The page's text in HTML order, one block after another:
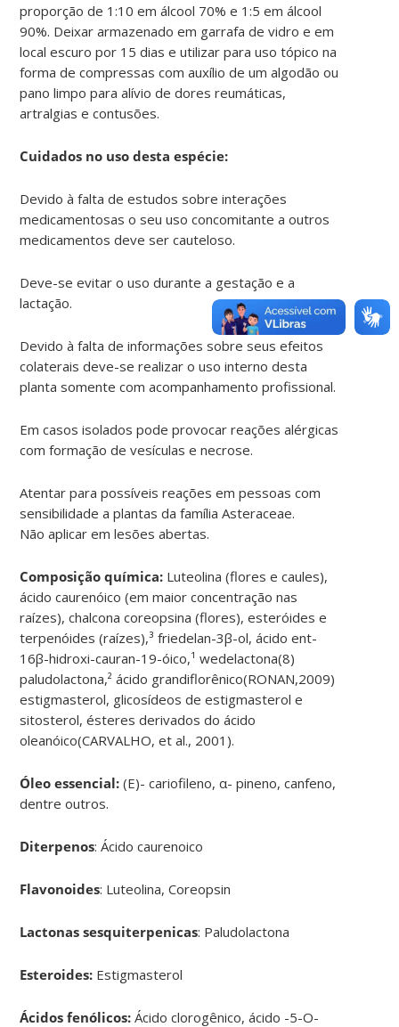
proporção de 1:10 em álcool 70% e 1:5 em álcool
90%. Deixar armazenado em garrafa de vidro e em
local escuro por 15 dias e utilizar para uso tópico na
forma de compressas com auxílio de um algodão ou
pano limpo para alívio de dores reumáticas,
artralgias e contusões.
Cuidados no uso desta espécie:
Devido à falta de estudos sobre interações
medicamentosas o seu uso concomitante a outros
medicamentos deve ser cauteloso.
Deve-se evitar o uso durante a gestação e a
lactação.
Devido à falta de informações sobre seus efeitos
colaterais deve-se realizar o uso interno desta
planta somente com acompanhamento profissional.
Em casos isolados pode provocar reações alérgicas
com formação de vesículas e necrose.
Atentar para possíveis reações em pessoas com
sensibilidade a plantas da família Asteraceae.
Não aplicar em lesões abertas.
Composição química: Luteolina (flores e caules),
ácido caurenóico (em maior concentração nas
raízes), chalcona coreopsina (flores), esteróides e
terpenóides (raízes),³ friedelan-3β-ol, ácido ent-
16β-hidroxi-cauran-19-óico,¹ wedelactona(8)
paludolactona,² ácido grandiflorênico(RONAN,2009)
estigmasterol, glicosídeos de estigmasterol e
sitosterol, ésteres derivados do ácido
oleanóico(CARVALHO, et al., 2001).
Óleo essencial: (E)- cariofileno, α- pineno, canfeno,
dentre outros.
Diterpenos: Ácido caurenoico
Flavonoides: Luteolina, Coreopsin
Lactonas sesquiterpenicas: Paludolactona
Esteroides: Estigmasterol
Ácidos fenólicos:Ácido clorogênico, ácido -5-O-